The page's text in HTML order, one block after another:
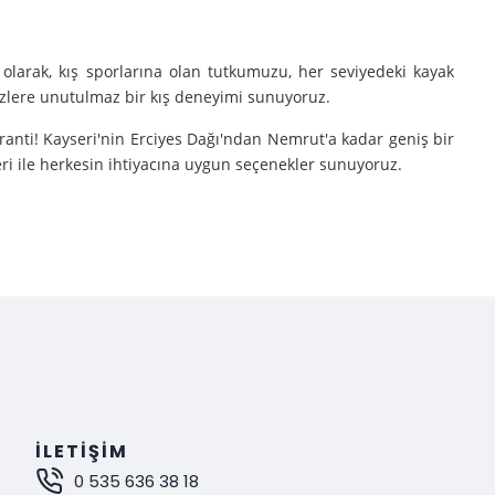
kış sporlarına olan tutkumuzu, her seviyedeki kayak
unutulmaz bir kış deneyimi sunuyoruz.
Kayseri'nin Erciyes Dağı'ndan Nemrut'a kadar geniş bir
ile herkesin ihtiyacına uygun seçenekler sunuyoruz.
çıkarıyoruz.
bir deneyim sunuyoruz.
İLETIŞIM
0 535 636 38 18